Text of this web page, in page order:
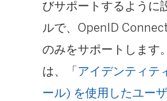
びサポートするように
ルで、OpenID
のみをサポートします
は、「アイデンティテ
ール) を使用したユー